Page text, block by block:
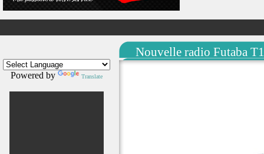
Powered by Translate
Nouvelle radio Futaba